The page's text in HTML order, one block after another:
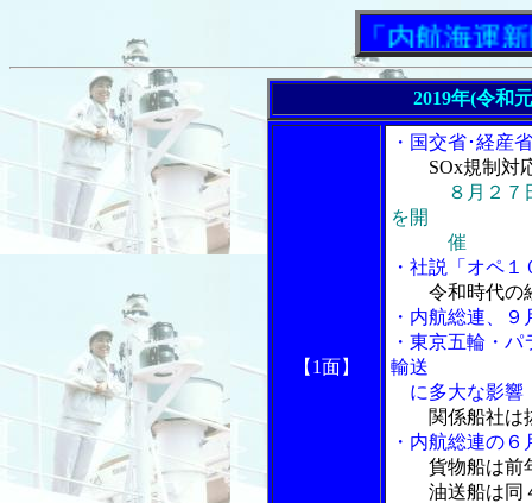
「内航海運新聞」
2019年(令和
【1面】
・国交省･経産
SOx規制対
８月２７
を開
催
・社説「オペ
令和時代の
・内航総連、
・東京五輪・
輸送
に多大な影響
関係船社は
・内航総連の
貨物船は前
油送船は同４